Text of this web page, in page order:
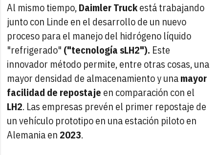
Al mismo tiempo,Daimler Truckestá trabajando
junto con Linde en el desarrollo de un nuevo
proceso para el manejo del hidrógeno líquido
"refrigerado" ("tecnología sLH2"). Este
innovador método permite, entre otras cosas, una
mayor densidad de almacenamiento y unamayor
facilidad de repostaje en comparación con el
LH2. Las empresas prevén el primer repostaje de
un vehículo prototipo en una estación piloto en
Alemania en2023.